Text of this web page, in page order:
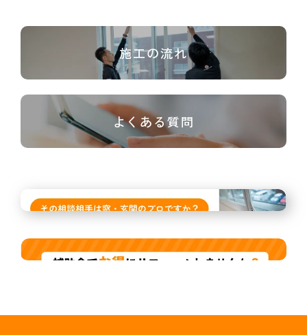
施工の流れ
よくある質問